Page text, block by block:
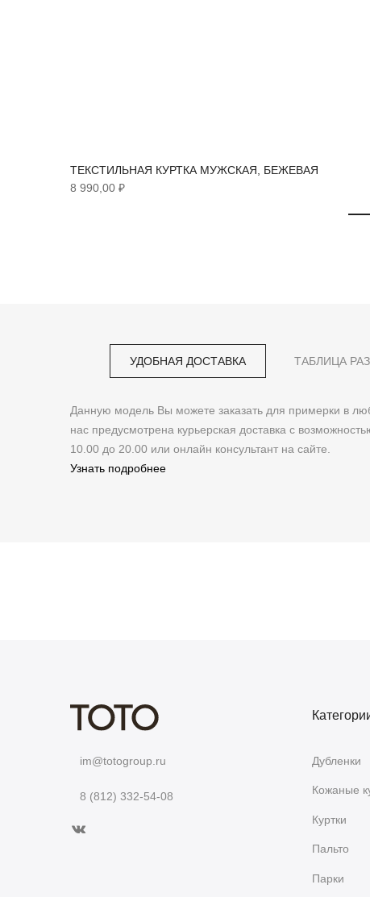
ТЕКСТИЛЬНАЯ КУРТКА МУЖСКАЯ, БЕЖЕВАЯ
8 990,00 ₽
УДОБНАЯ ДОСТАВКА
Данную модель Вы можете заказать для примерки в
нас предусмотрена курьерская доставка с
10.00 до 20.00 или онлайн консультант на сайте.
Узнать подробнее
ТАБЛИЦА
im@totogroup.ru
8 (812) 332-54-08
Дубленки
Кожаные
Куртки
Пальто
Парки